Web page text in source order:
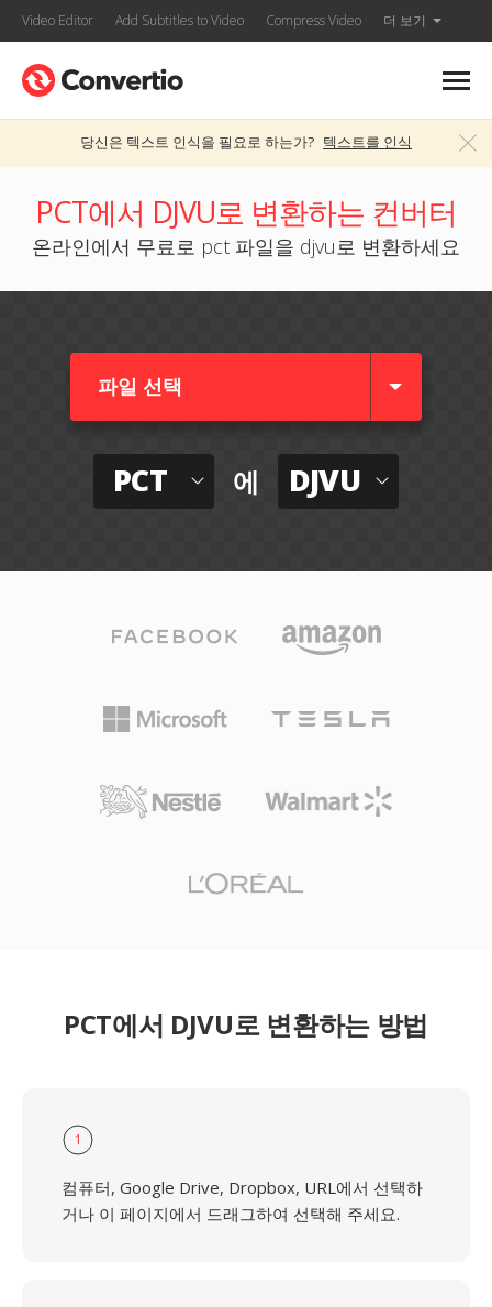
Video Editor Add Subtitles to Video Compress Video 더 보기
당신은 텍스트 인식을 필요로 하는가? 텍스트를 인식
PCT에서 DJVU로 변환하는 컨버터
온라인에서 무료로 pct 파일을 djvu로 변환하세요
파일 선택
PCT 에 DJVU
PCT에서 DJVU로 변환하는 방법
1
컴퓨터, Google Drive, Dropbox, URL에서 선택하
거나 이 페이지에서 드래그하여 선택해 주세요.